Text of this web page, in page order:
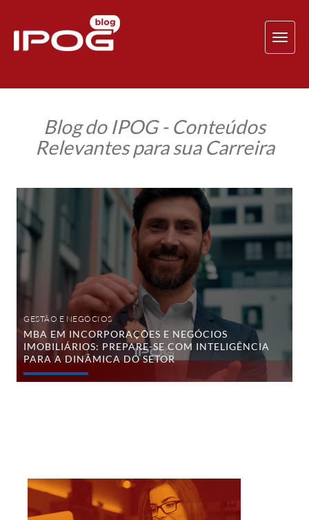
Blog do IPOG - Conteúdos
Relevantes para sua Carreira
MBA
em
Incorporações
e
Negócios
Imobiliários:
prepare-
inteligência
para
dinâmica
do
setor
GESTÃO E NEGÓCIOS
MBA EM INCORPORAÇÕES E NEGÓCIOS
IMOBILIÁRIOS: PREPARE-SE COM INTELIGÊNCIA
PARA A DINÂMICA DO SETOR